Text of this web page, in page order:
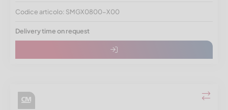
Codice articolo: SMGX0800-X00
Delivery time on request